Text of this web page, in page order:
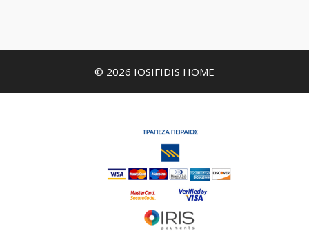
© 2026 IOSIFIDIS HOME